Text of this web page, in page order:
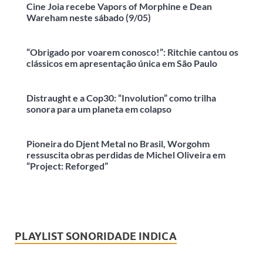
Cine Joia recebe Vapors of Morphine e Dean
Wareham neste sábado (9/05)
“Obrigado por voarem conosco!”: Ritchie cantou os
clássicos em apresentação única em São Paulo
Distraught e a Cop30: “Involution” como trilha
sonora para um planeta em colapso
Pioneira do Djent Metal no Brasil, Worgohm
ressuscita obras perdidas de Michel Oliveira em
“Project: Reforged”
PLAYLIST SONORIDADE INDICA